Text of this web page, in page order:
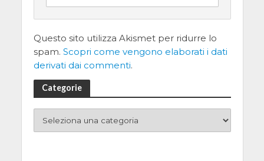
Questo sito utilizza Akismet per ridurre lo
spam. Scopri come vengono elaborati i dati
derivati dai commenti.
Categorie